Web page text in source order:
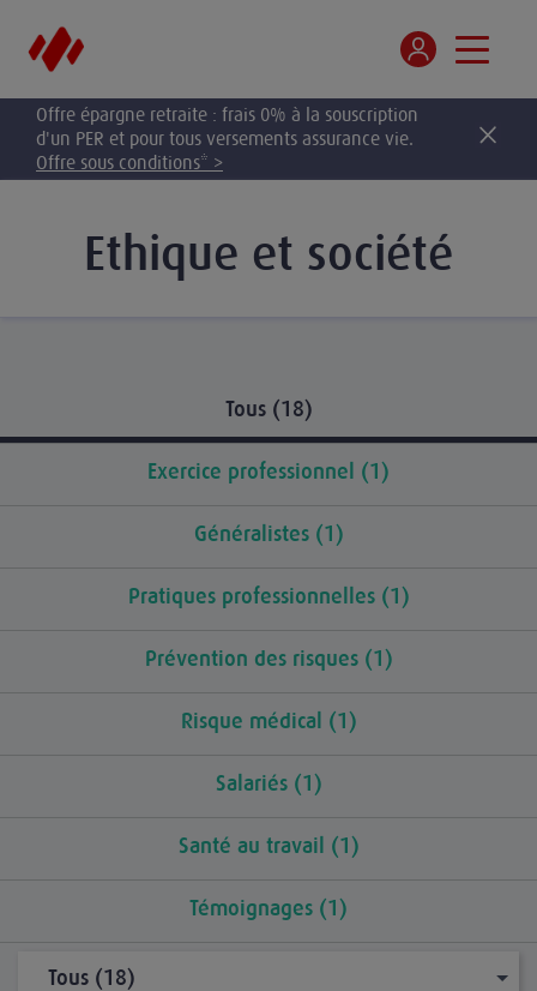
Offre épargne retraite : frais 0% à la souscription
d'un PER et pour tous versements assurance vie.
Offre sous conditions* >
Ethique et société
Tous (18)
Exercice professionnel (1)
Généralistes (1)
Pratiques professionnelles (1)
Prévention des risques (1)
Risque médical (1)
Salariés (1)
Santé au travail (1)
Témoignages (1)
Tous (18)